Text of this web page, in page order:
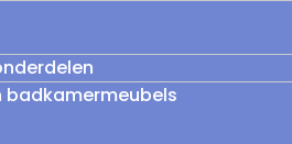
badkamermeubels